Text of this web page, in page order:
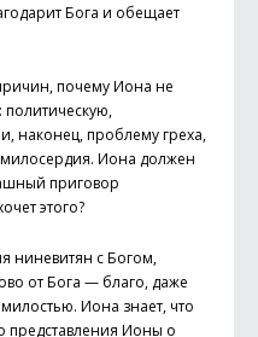
Бога и обещает
почему Иона не
политическую,
наконец, проблему греха,
Иона должен
приговор
этого?
ниневитян с Богом,
от Бога — благо, даже
Иона знает, что
представления Ионы о